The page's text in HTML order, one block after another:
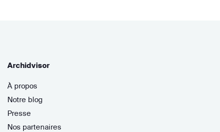
Archidvisor
À propos
Notre blog
Presse
Nos partenaires